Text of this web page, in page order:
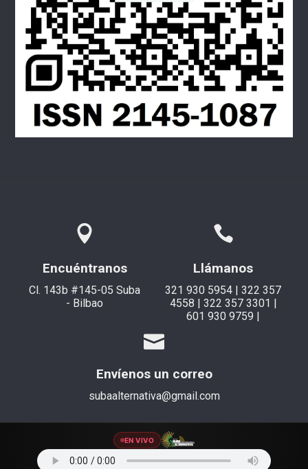
Encuéntranos
Cl. 143b #145-05 Suba
- Bilbao
Llámanos
321 930 5954 | 322 357
4558 | 322 357 3301 |
601 930 9759 |
Envíenos un correo
subaalternativa@gmail.com
© 2021 Suba Alternativa. Todos los derechos reservados.
EN VIVO